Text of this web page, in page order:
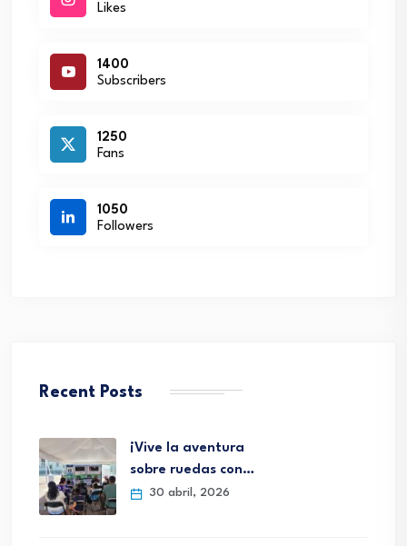
Likes
1400
Subscribers
1250
Fans
1050
Followers
Recent Posts
¡Vive la aventura
sobre ruedas con…
30 abril, 2026